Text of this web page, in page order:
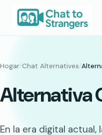
Saltar
contenido
Hogar/Chat Alternatives/
Alternativa
En la era digital